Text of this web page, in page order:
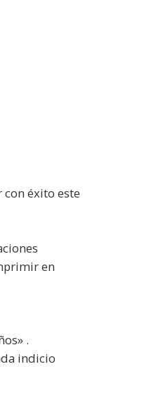
con éxito este
en
.
indicio